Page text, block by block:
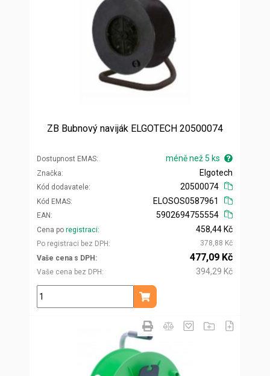
ZB Bubnový naviják ELGOTECH 20500074
Dostupnost EMAS méně než 5 ks
Značka
Kód dodavatele
Elgotech
20500074
Kód EMAS
EAN
ELOSOS0587961
5902694755554
Cena po registraci
Po registraci bez DPH
458,44 Kč
378,88 Kč
Vaše cena s DPH
Vaše cena bez DPH
477,09 Kč
394,29 Kč
ks
Přidat do košíku